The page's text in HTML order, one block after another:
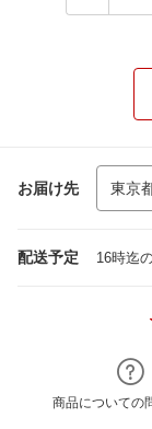
お届け先
配送予定 16時迄
商品についての